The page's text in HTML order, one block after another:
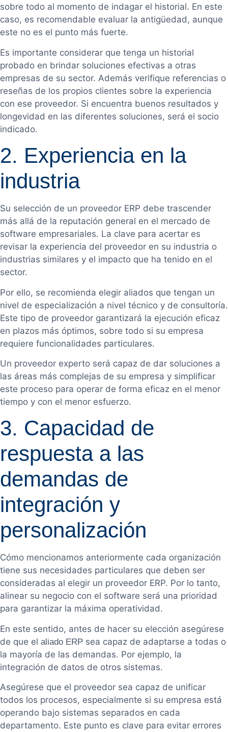
sobre todo al momento de indagar el historial. En este
caso, es recomendable evaluar la antigüedad, aunque
este no es el punto más fuerte.
Es importante considerar que tenga un historial
probado en brindar soluciones efectivas a otras
empresas de su sector. Además verifique referencias o
reseñas de los propios clientes sobre la experiencia
con ese proveedor. Si encuentra buenos resultados y
longevidad en las diferentes soluciones, será el socio
indicado.
2. Experiencia en la
industria
Su selección de un proveedor ERP debe trascender
más allá de la reputación general en el mercado de
software empresariales. La clave para acertar es
revisar la experiencia del proveedor en su industria o
industrias similares y el impacto que ha tenido en el
sector.
Por ello, se recomienda elegir aliados que tengan un
nivel de especialización a nivel técnico y de consultoría.
Este tipo de proveedor garantizará la ejecución eficaz
en plazos más óptimos, sobre todo si su empresa
requiere funcionalidades particulares.
Un proveedor experto será capaz de dar soluciones a
las áreas más complejas de su empresa y simplificar
este proceso para operar de forma eficaz en el menor
tiempo y con el menor esfuerzo.
3. Capacidad de
respuesta a las
demandas de
integración y
personalización
Cómo mencionamos anteriormente cada organización
tiene sus necesidades particulares que deben ser
consideradas al elegir un proveedor ERP. Por lo tanto,
alinear su negocio con el software será una prioridad
para garantizar la máxima operatividad.
En este sentido, antes de hacer su elección asegúrese
de que el aliado ERP sea capaz de adaptarse a todas o
la mayoría de las demandas. Por ejemplo, la
integración de datos de otros sistemas.
Asegúrese que el proveedor sea capaz de unificar
todos los procesos, especialmente si su empresa está
operando bajo sistemas separados en cada
departamento. Este punto es clave para evitar errores